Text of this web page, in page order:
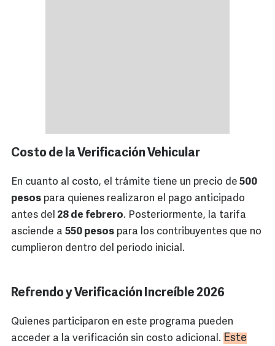
Costo de la Verificación Vehicular
En cuanto al costo, el trámite tiene un precio de 500
pesos para quienes realizaron el pago anticipado
antes del 28 de febrero. Posteriormente, la tarifa
asciende a 550 pesos para los contribuyentes que no
cumplieron dentro del periodo inicial.
Refrendo y Verificación Increíble 2026
Quienes participaron en este programa pueden
acceder a la verificación sin costo adicional. Este